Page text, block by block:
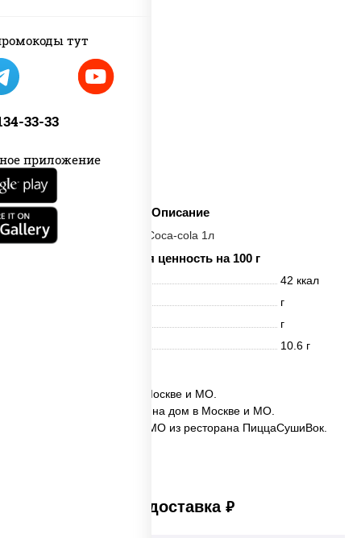
тут
33-33
приложение
Описание
Coca-cola 1л
Пищевая ценность на 100 г
42 ккал
г
г
10.6 г
✅ Coca-Cola заказать в Москве и МО.
✅ Coca-Cola с доставкой на дом в Москве и МО.
✅ Coca-Cola в Москве и МО из ресторана ПиццаСушиВок.
Платная доставка руб